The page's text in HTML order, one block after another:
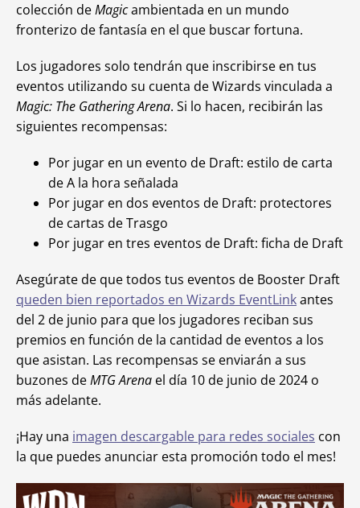
colección deMagicambientada en un mundo
fronterizo de fantasía en el que buscar fortuna.
Los jugadores solo tendrán que inscribirse en tus
eventos utilizando su cuenta de Wizards vinculada a
Magic: The Gathering Arena. Si lo hacen, recibirán las
siguientes recompensas:
Por jugar en un evento de Draft: estilo de carta
de A la hora señalada
Por jugar en dos eventos de Draft: protectores
de cartas de Trasgo
Por jugar en tres eventos de Draft: ficha de Draft
Asegúrate de que todos tus eventos de Booster Draft
queden bien reportados en Wizards EventLinkantes
del 2 de junio para que los jugadores reciban sus
premios en función de la cantidad de eventos a los
que asistan. Las recompensas se enviarán a sus
buzones deMTG Arena el día 10 de junio de 2024 o
más adelante.
¡Hay una imagen descargable para redes sociales con
la que puedes anunciar esta promoción todo el mes!